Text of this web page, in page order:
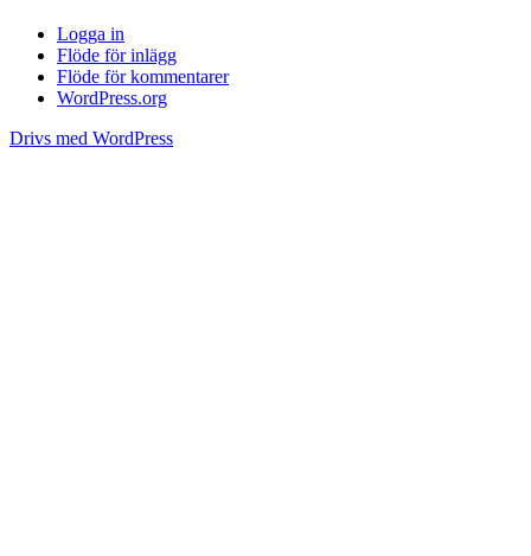
Logga in
Flöde för inlägg
Flöde för kommentarer
WordPress.org
Drivs med WordPress